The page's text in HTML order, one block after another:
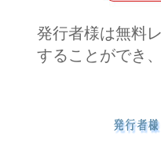
発行者様は無料
することができ